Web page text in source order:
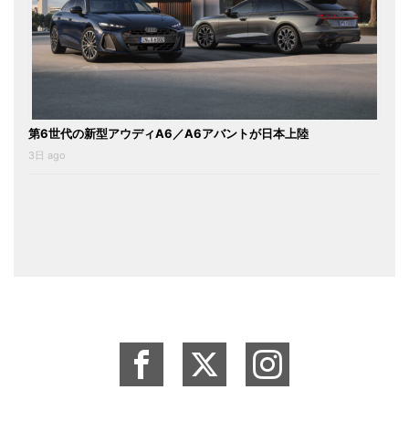
第6世代の新型アウディA6／A6アバントが日本上陸
3日 ago